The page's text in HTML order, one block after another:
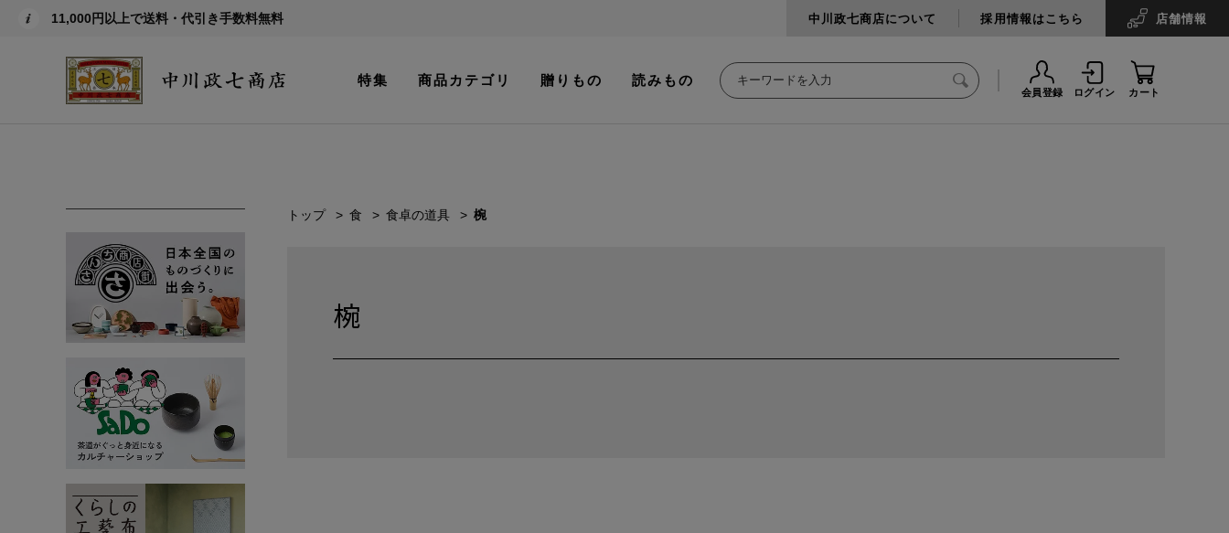
11,000円以上で送料・代引き手数料無料 中川政七商店について 採用情報はこちら 店舗情報
特集 商品カテゴリ 贈りもの 読みもの
会員登録 ログイン カート
トップ 食 食卓の道具 椀
椀